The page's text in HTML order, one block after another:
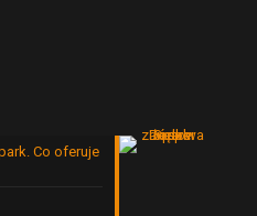
Co oferuje